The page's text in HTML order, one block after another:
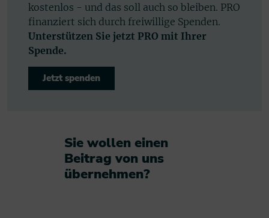
kostenlos - und das soll auch so bleiben. PRO
finanziert sich durch freiwillige Spenden.
Unterstützen Sie jetzt PRO mit Ihrer
Spende.
Jetzt spenden
Sie wollen einen
Beitrag von uns
übernehmen?​